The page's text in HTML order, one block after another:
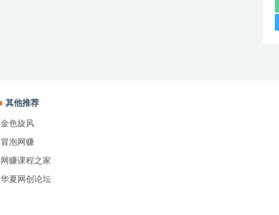
其他推荐
金色旋风
冒泡网赚
网赚课程之家
华夏网创论坛